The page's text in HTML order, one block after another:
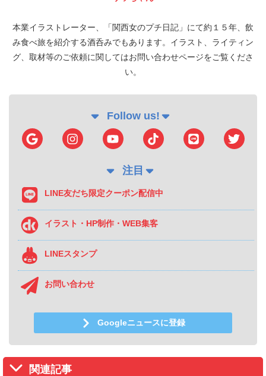
本業イラストレーター、「関西女のプチ日記」にて約１５年、飲
み食べ旅を紹介する酒呑みでもあります。イラスト、ライティン
グ、取材等のご依頼に関してはお問い合わせページをご覧くださ
い。
Follow us!
注目
LINE友だち限定クーポン配信中
イラスト・HP制作・WEB集客
LINEスタンプ
お問い合わせ
Googleニュースに登録
関連記事